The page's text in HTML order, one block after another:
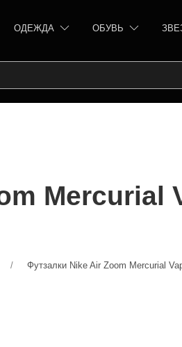
ОДЕЖДА ОБУВЬ
Mercurial
Футзалки Nike Air Zoom Mercurial